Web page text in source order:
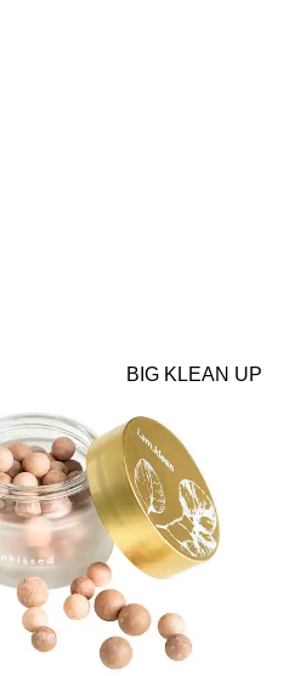
BIG KLEAN UP